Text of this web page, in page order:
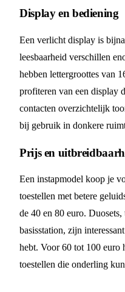
Display en bediening
Een verlicht display is
leesbaarheid verschillen
hebben lettergroottes van
profiteren van een display
contacten overzichtelijk
bij gebruik in donkere
Prijs en
Een instapmodel koop je
toestellen met betere
de 40 en 80 euro. Duosets,
basisstation, zijn
hebt. Voor 60 tot 100 euro
toestellen die onderling